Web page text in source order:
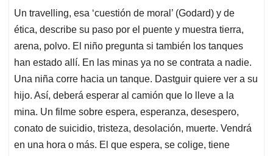
Un travelling, esa ‘cuestión de moral’ (Godard) y de
ética, describe su paso por el puente y muestra tierra,
arena, polvo. El niño pregunta si también los tanques
han estado allí. En las minas ya no se contrata a nadie.
Una niña corre hacia un tanque. Dastguir quiere ver a su
hijo. Así, deberá esperar al camión que lo lleve a la
mina. Un filme sobre espera, esperanza, desespero,
conato de suicidio, tristeza, desolación, muerte. Vendrá
en una hora o más. El que espera, se colige, tiene